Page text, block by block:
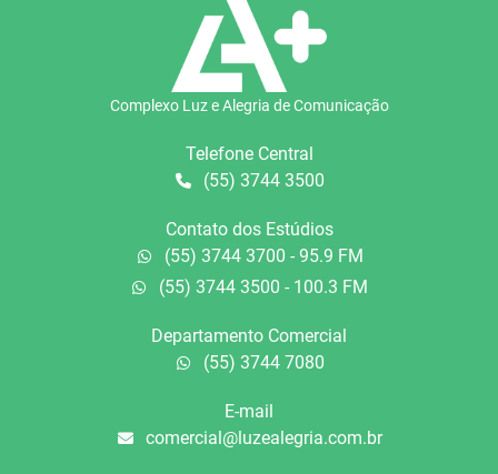
Complexo Luz e Alegria de Comunicação
Telefone Central
(55) 3744 3500
Contato dos Estúdios
(55) 3744 3700 - 95.9 FM
(55) 3744 3500 - 100.3 FM
Departamento Comercial
(55) 3744 7080
E-mail
comercial@luzealegria.com.br